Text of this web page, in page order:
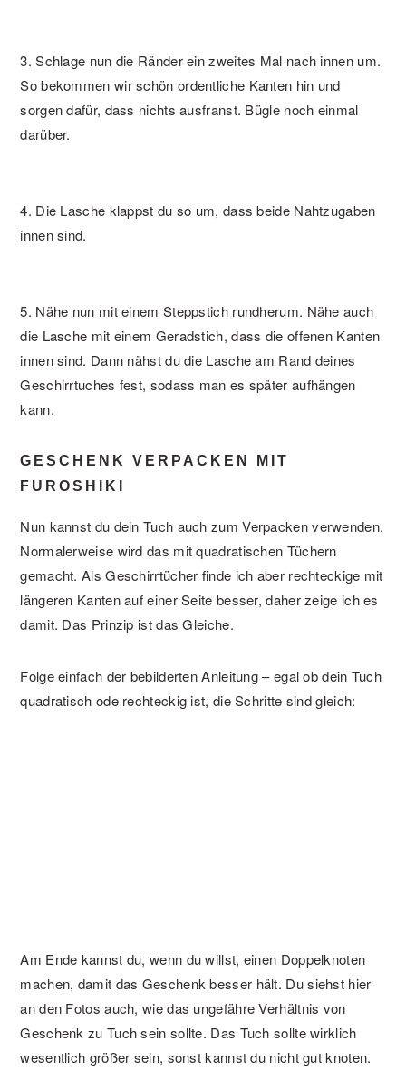
3. Schlage nun die Ränder ein zweites Mal nach innen um.
So bekommen wir schön ordentliche Kanten hin und
sorgen dafür, dass nichts ausfranst. Bügle noch einmal
darüber.
4. Die Lasche klappst du so um, dass beide Nahtzugaben
innen sind.
5. Nähe nun mit einem Steppstich rundherum. Nähe auch
die Lasche mit einem Geradstich, dass die offenen Kanten
innen sind. Dann nähst du die Lasche am Rand deines
Geschirrtuches fest, sodass man es später aufhängen
kann.
GESCHENK VERPACKEN MIT
FUROSHIKI
Nun kannst du dein Tuch auch zum Verpacken verwenden.
Normalerweise wird das mit quadratischen Tüchern
gemacht. Als Geschirrtücher finde ich aber rechteckige mit
längeren Kanten auf einer Seite besser, daher zeige ich es
damit. Das Prinzip ist das Gleiche.
Folge einfach der bebilderten Anleitung – egal ob dein Tuch
quadratisch ode rechteckig ist, die Schritte sind gleich:
Am Ende kannst du, wenn du willst, einen Doppelknoten
machen, damit das Geschenk besser hält. Du siehst hier
an den Fotos auch, wie das ungefähre Verhältnis von
Geschenk zu Tuch sein sollte. Das Tuch sollte wirklich
wesentlich größer sein, sonst kannst du nicht gut knoten.